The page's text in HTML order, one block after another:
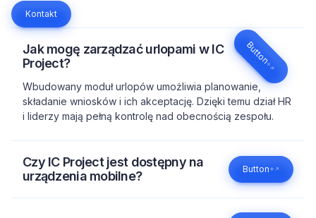
Kontakt
Jak mogę zarządzać urlopami w IC
Project?
Button
Wbudowany moduł urlopów umożliwia planowanie,
składanie wniosków i ich akceptację. Dzięki temu dział HR
i liderzy mają pełną kontrolę nad obecnością zespołu.
Czy IC Project jest dostępny na
urządzenia mobilne?
Button
Tak! Aplikacja mobilna IC Project jest dostępna na Android
i iOS. Pozwala na zarządzanie projektami, komunikację z